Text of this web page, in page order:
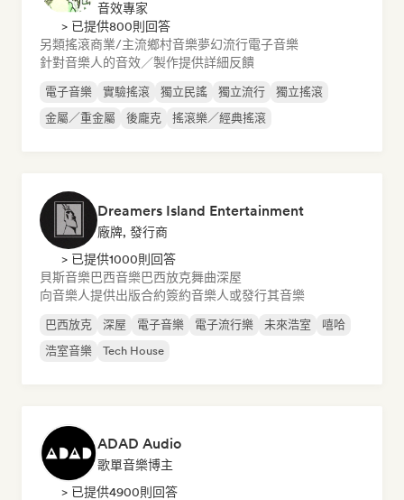
音效專家
> 已提供800則回答
另類搖滾商業/主流鄉村音樂夢幻流行電子音樂
針對音樂人的音效／製作提供詳細反饋
電子音樂 實驗搖滾 獨立民謠 獨立流行
獨立搖滾
金屬／重金屬
後龐克 搖滾樂／經典搖滾
Dreamers Island Entertainment
廠牌, 發行商
> 已提供1000則回答
貝斯音樂巴西音樂巴西放克舞曲深屋
向音樂人提供出版合約簽約音樂人或發行其音樂
巴西放克 深屋 電子音樂 電子流行樂 未來浩室
嘻哈
浩室音樂
Tech House
ADAD Audio
歌單音樂博主
> 已提供4900則回答